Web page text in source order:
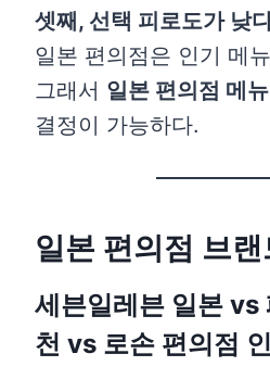
셋째, 선택 피로도가 낮
일본 편의점은 인기 메
그래서 일본 편의점 메
결정이 가능하다.
일본 편의점 브
세븐일레븐 일본 vs
천 vs 로손 편의점